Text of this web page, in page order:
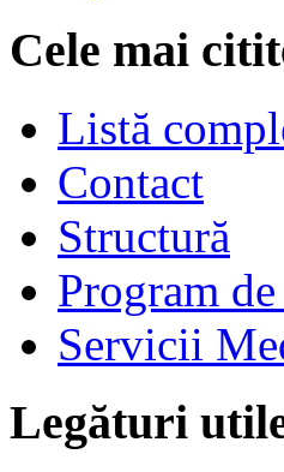
Cele mai
Listă
Contact
Structură
Program
Servicii
Legături